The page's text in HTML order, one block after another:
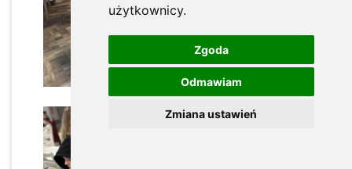
użytkownicy.
Zgoda
Odmawiam
Zmiana ustawień
x